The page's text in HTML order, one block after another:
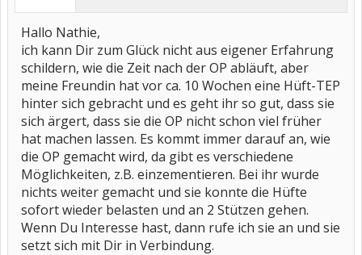
Hallo Nathie,
ich kann Dir zum Glück nicht aus eigener Erfahrung
schildern, wie die Zeit nach der OP abläuft, aber
meine Freundin hat vor ca. 10 Wochen eine Hüft-TEP
hinter sich gebracht und es geht ihr so gut, dass sie
sich ärgert, dass sie die OP nicht schon viel früher
hat machen lassen. Es kommt immer darauf an, wie
die OP gemacht wird, da gibt es verschiedene
Möglichkeiten, z.B. einzementieren. Bei ihr wurde
nichts weiter gemacht und sie konnte die Hüfte
sofort wieder belasten und an 2 Stützen gehen.
Wenn Du Interesse hast, dann rufe ich sie an und sie
setzt sich mit Dir in Verbindung.